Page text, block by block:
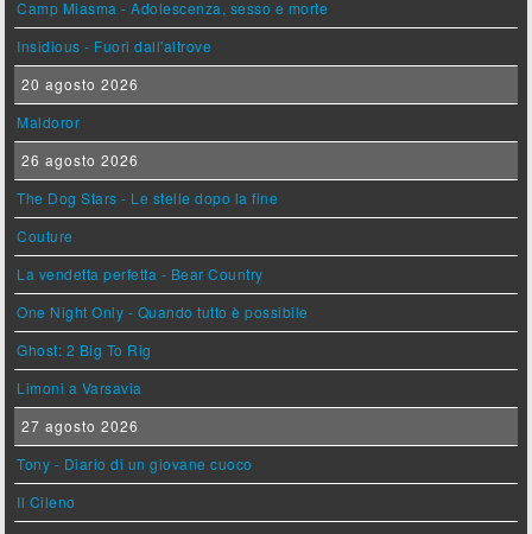
Camp Miasma - Adolescenza, sesso e morte
Insidious - Fuori dall'altrove
20 agosto 2026
Maldoror
26 agosto 2026
The Dog Stars - Le stelle dopo la fine
Couture
La vendetta perfetta - Bear Country
One Night Only - Quando tutto è possibile
Ghost: 2 Big To Rig
Limoni a Varsavia
27 agosto 2026
Tony - Diario di un giovane cuoco
Il Cileno